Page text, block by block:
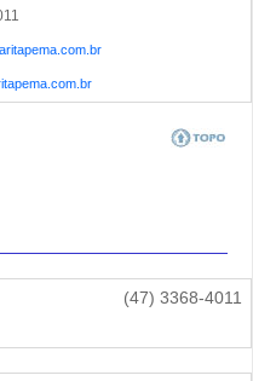
(47) 3368-4011